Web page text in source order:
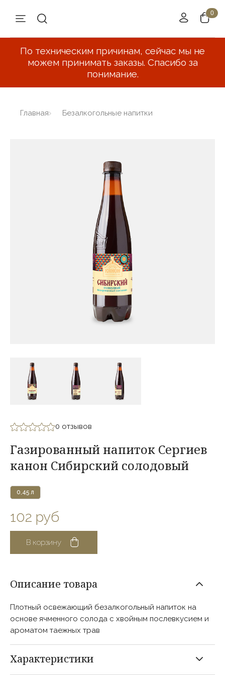
По техническим причинам, сейчас мы не
можем принимать заказы. Спасибо за
понимание.
Главная Безалкогольные напитки
0 отзывов
Газированный напиток Сергиев
канон Сибирский солодовый
0,45 л
102 руб
В корзину
Плотный освежающий безалкогольный напиток на
основе ячменного солода с хвойным послевкусием и
ароматом таежных трав